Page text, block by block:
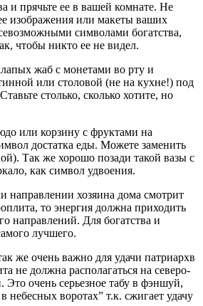
и прячьте ее в вашей комнате. Не
изображения или макеты ваших
символами богатства,
чтобы никто ее не видел.
жаб с монетами во рту и
или столовой (не на кухне!) под
столько, сколько хотите, но
или корзину с фруктами на
достатка еды. Можете заменить
Так же хорошо позади такой вазы с
как символ удвоения.
направлении хозяина дома смотрит
то энергия должна приходить
направлений. Для богатства и
лучшего.
же очень важно для удачи патриархв
не должна располагаться на северо-
Это очень серьезное табу в фэншуй,
небесных воротах” т.к. сжигает удачу